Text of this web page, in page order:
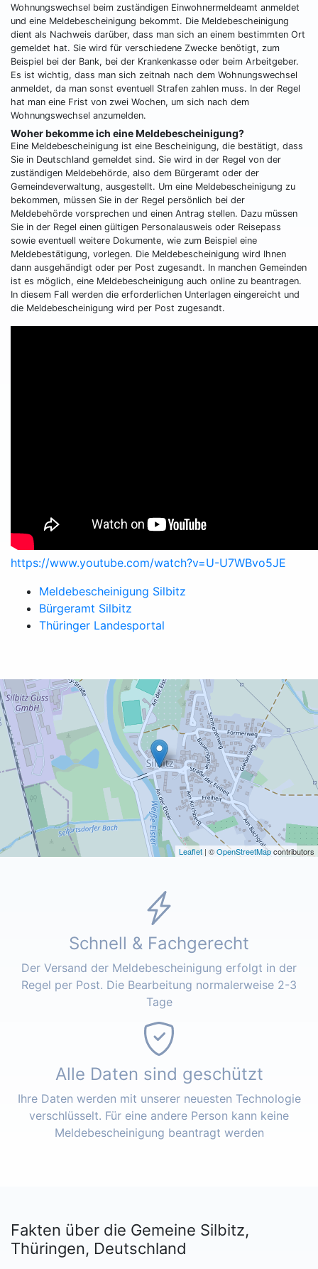
Wohnungswechsel beim zuständigen Einwohnermeldeamt anmeldet
und eine Meldebescheinigung bekommt. Die Meldebescheinigung
dient als Nachweis darüber, dass man sich an einem bestimmten Ort
gemeldet hat. Sie wird für verschiedene Zwecke benötigt, zum
Beispiel bei der Bank, bei der Krankenkasse oder beim Arbeitgeber.
Es ist wichtig, dass man sich zeitnah nach dem Wohnungswechsel
anmeldet, da man sonst eventuell Strafen zahlen muss. In der Regel
hat man eine Frist von zwei Wochen, um sich nach dem
Wohnungswechsel anzumelden.
Woher bekomme ich eine Meldebescheinigung?
Eine Meldebescheinigung ist eine Bescheinigung, die bestätigt, dass
Sie in Deutschland gemeldet sind. Sie wird in der Regel von der
zuständigen Meldebehörde, also dem Bürgeramt oder der
Gemeindeverwaltung, ausgestellt. Um eine Meldebescheinigung zu
bekommen, müssen Sie in der Regel persönlich bei der
Meldebehörde vorsprechen und einen Antrag stellen. Dazu müssen
Sie in der Regel einen gültigen Personalausweis oder Reisepass
sowie eventuell weitere Dokumente, wie zum Beispiel eine
Meldebestätigung, vorlegen. Die Meldebescheinigung wird Ihnen
dann ausgehändigt oder per Post zugesandt. In manchen Gemeinden
ist es möglich, eine Meldebescheinigung auch online zu beantragen.
In diesem Fall werden die erforderlichen Unterlagen eingereicht und
die Meldebescheinigung wird per Post zugesandt.
https://www.youtube.com/watch?v=U-U7WBvo5JE
Meldebescheinigung Silbitz
Bürgeramt Silbitz
Thüringer Landesportal
Leaflet | ©OpenStreetMapcontributors
Schnell & Fachgerecht
Der Versand der Meldebescheinigung erfolgt in der
Regel per Post. Die Bearbeitung normalerweise 2-3
Tage
Alle Daten sind geschützt
Ihre Daten werden mit unserer neuesten Technologie
verschlüsselt. Für eine andere Person kann keine
Meldebescheinigung beantragt werden
Fakten über die Gemeine Silbitz,
Thüringen, Deutschland